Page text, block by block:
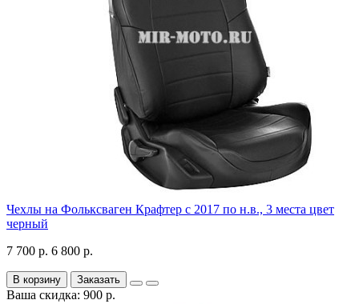
Чехлы на Фольксваген Крафтер с 2017 по н.в., 3 места цвет
черный
7 700 р. 6 800 р.
В корзину Заказать
Ваша скидка: 900 р.